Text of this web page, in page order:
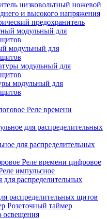
низковольтный ножевой
и высокого напряжения
предохранитель
модульный для
модульный для
Реле времени
для распределительных
Реле времени цифровое
импульсное
распределительных щитов
Розеточный таймер
освещения